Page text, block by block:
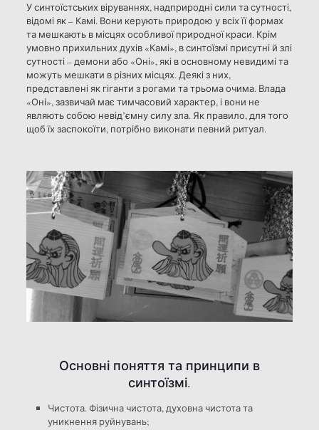
У синтоїстських віруваннях, надприродні сили та сутності,
відомі як – Камі. Вони керують природою у всіх її формах
та мешкають в місцях особливої ​​природної краси. Крім
умовно прихильних духів «Камі», в синтоїзмі присутні й злі
сутності – демони або «Оні», які в основному невидимі та
можуть мешкати в різних місцях. Деякі з них,
представлені як гіганти з рогами та трьома очима. Влада
«Оні», зазвичай має тимчасовий характер, і вони не
являють собою невід’ємну силу зла. Як правило, для того
щоб їх заспокоїти, потрібно виконати певний ритуал.
Основні поняття та принципи в
синтоїзмі.
Чистота. Фізична чистота, духовна чистота та
уникнення руйнувань;